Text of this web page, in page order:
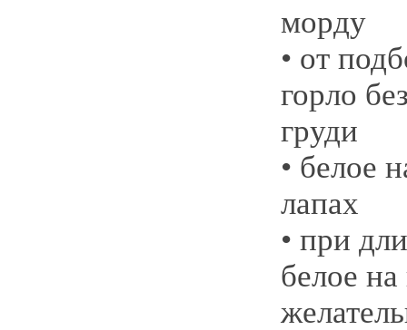
морду
• от
горло
груди
• белое
лапах
• при
белое